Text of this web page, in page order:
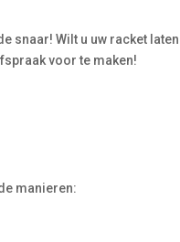
snaar! Wilt u uw racket laten
voor te maken!
manieren: